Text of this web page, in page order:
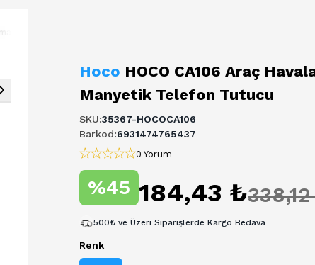
Bölmesi Manyetik Telefon Tutucu
Hoco HOCO CA106 Araç
Manyetik Telefon Tutucu
SKU:35367-HOCOCA106
Barkod:6931474765437
0 Yorum
%45 184,43 ₺
500₺ ve Üzeri Siparişlerde Kargo Bedava
Renk